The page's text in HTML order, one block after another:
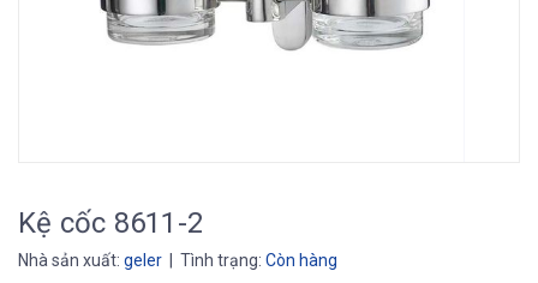
Kệ cốc 8611-2
Nhà sản xuất: geler | Tình trạng: Còn hàng